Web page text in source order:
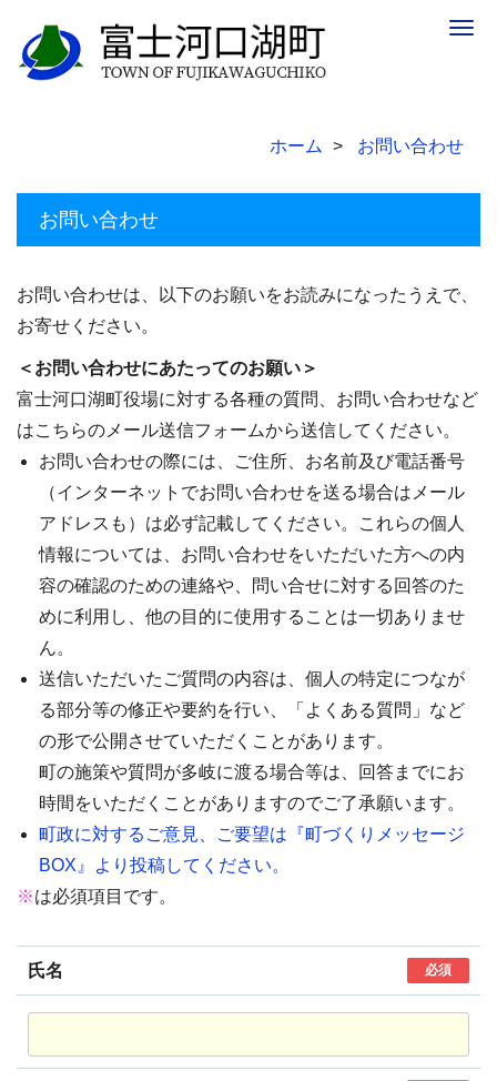
ホーム お問い合わせ
お問い合わせ
お問い合わせは、以下のお願いをお読みになったうえで、
お寄せください。
＜お問い合わせにあたってのお願い＞
富士河口湖町役場に対する各種の質問、お問い合わせなど
はこちらのメール送信フォームから送信してください。
お問い合わせの際には、ご住所、お名前及び電話番号
（インターネットでお問い合わせを送る場合はメール
アドレスも）は必ず記載してください。これらの個人
情報については、お問い合わせをいただいた方への内
容の確認のための連絡や、問い合せに対する回答のた
めに利用し、他の目的に使用することは一切ありませ
ん。
送信いただいたご質問の内容は、個人の特定につなが
る部分等の修正や要約を行い、「よくある質問」など
の形で公開させていただくことがあります。
町の施策や質問が多岐に渡る場合等は、回答までにお
時間をいただくことがありますのでご了承願います。
町政に対するご意見、ご要望は『町づくりメッセージ
BOX』より投稿してください。
※は必須項目です。
氏名 必須